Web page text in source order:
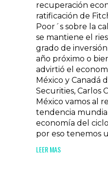
recuperación
ratificación de
Poor´s sobre la
se mantiene el
grado de
año próximo o
advirtió el
México y Canadá
Securities, Carlos
México vamos al
tendencia
economía del
por eso tenemos
LEER MAS